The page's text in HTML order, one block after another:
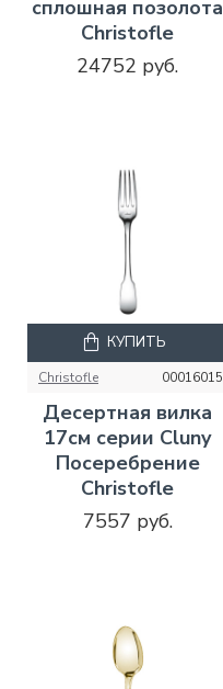
сплошная позолота
Christofle
24752 руб.
Christofle 00016015
Десертная вилка
17см серии Cluny
Посеребрение
Christofle
7557 руб.
КУПИТЬ